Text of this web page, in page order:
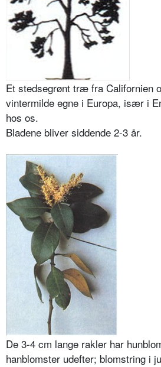
Et stedsegrønt træ fra Californien
vintermilde egne i Europa, især i
hos os.
Bladene bliver siddende 2-3 år.
De 3-4 cm lange rakler har
hanblomster udefter; blomstring i